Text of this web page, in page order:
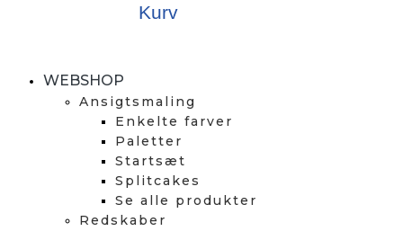
Kurv
WEBSHOP
Ansigtsmaling
Enkelte farver
Paletter
Startsæt
Splitcakes
Se alle produkter
Redskaber